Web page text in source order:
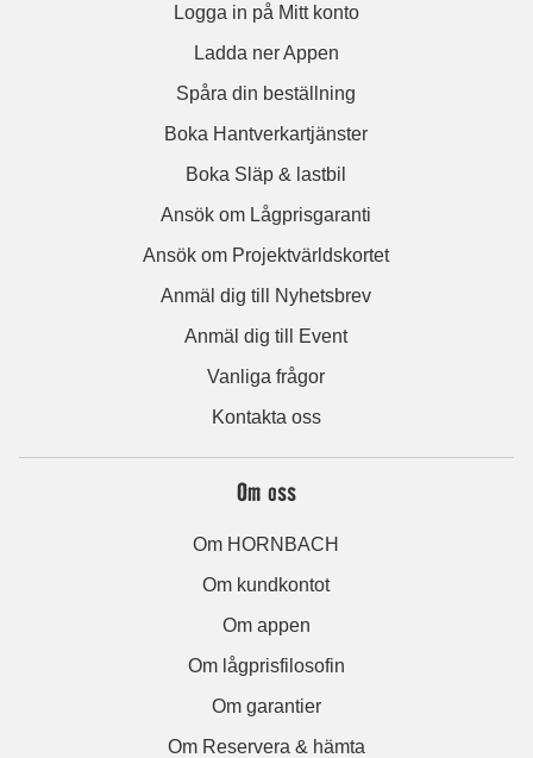
Logga in på Mitt konto
Ladda ner Appen
Spåra din beställning
Boka Hantverkartjänster
Boka Släp & lastbil
Ansök om Lågprisgaranti
Ansök om Projektvärldskortet
Anmäl dig till Nyhetsbrev
Anmäl dig till Event
Vanliga frågor
Kontakta oss
Om oss
Om HORNBACH
Om kundkontot
Om appen
Om lågprisfilosofin
Om garantier
Om Reservera & hämta